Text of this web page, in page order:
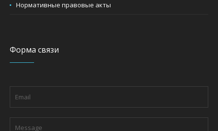
Нормативные правовые акты
Форма связи